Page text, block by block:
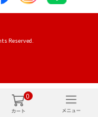
0
Reserved.